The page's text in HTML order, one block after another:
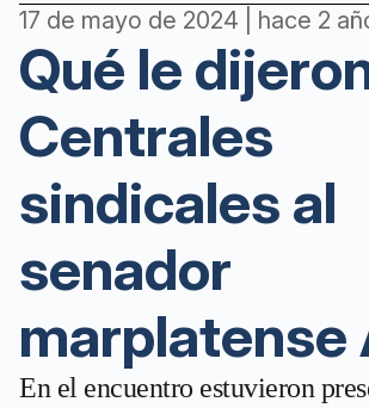
17 de mayo de 2024 | hace 2
Qué le
Centrales
sindicales al
senador
marplatense
En el encuentro estuvieron